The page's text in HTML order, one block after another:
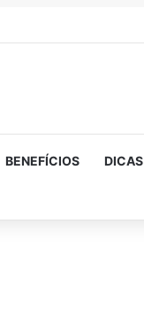
BENEFÍCIOS DICAS